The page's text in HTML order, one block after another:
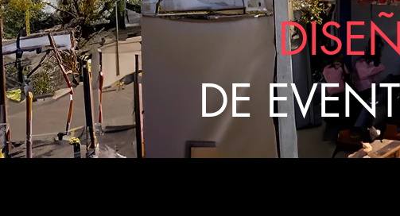
DE